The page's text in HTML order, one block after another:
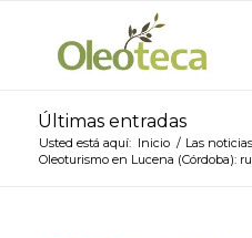
Últimas entradas
Usted está aquí: Inicio / Las
Oleoturismo en Lucena (Córdoba):